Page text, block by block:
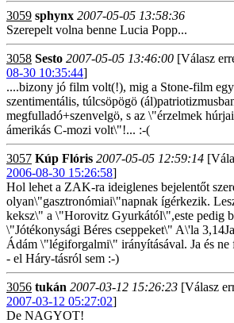
3059 sphynx 2007-05-05 13:58:36
Szerepelt volna benne Lucia Popp...
3058 Sesto 2007-05-05 13:46:00 [Válasz
08-30 10:35:44]
....bizony jó film volt(!), mig a Stone-film
szentimentális, túlcsöpögö
megfulladó+szenvelgö, s az \"érzelmek
ámerikás C-mozi volt\"!... :-(
3057 Kúp Flóris 2007-05-05 12:59:14
2006-08-30 15:26:58]
Hol lehet a ZAK-ra ideiglenes bejelentőt
olyan\"gasztronómiai\"napnak ígérkezik.
keksz\" a \"Horovitz Gyurkától\",este pedig
\"Jótékonysági Béres cseppeket\" A\'la
Ádám \"légiforgalmi\" irányításával. Ja és ne
- el Háry-tásról sem :-)
3056 tukán 2007-03-12 15:26:23 [Válasz
2007-03-12 05:27:02]
De NAGYOT!